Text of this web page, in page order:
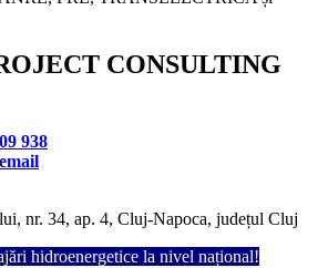
CONSULTING
938
nr. 34, ap. 4, Cluj-Napoca, județul Cluj
hidroenergetice la nivel național!